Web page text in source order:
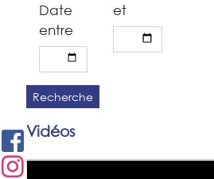
Date
entre
et
Recherche
Vidéos